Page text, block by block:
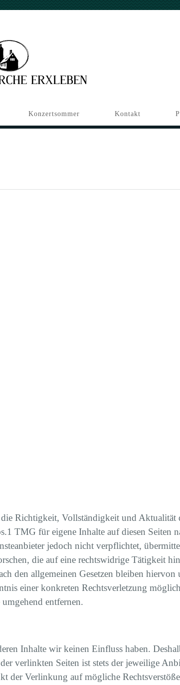
Konzertsommer Kontakt
Richtigkeit, Vollständigkeit und Aktualität
TMG für eigene Inhalte auf diesen Seiten
jedoch nicht verpflichtet,
die auf eine rechtswidrige Tätigkeit
den allgemeinen Gesetzen bleiben hiervon
einer konkreten Rechtsverletzung
entfernen.
Inhalte wir keinen Einfluss haben.
verlinkten Seiten ist stets der jeweilige
der Verlinkung auf mögliche